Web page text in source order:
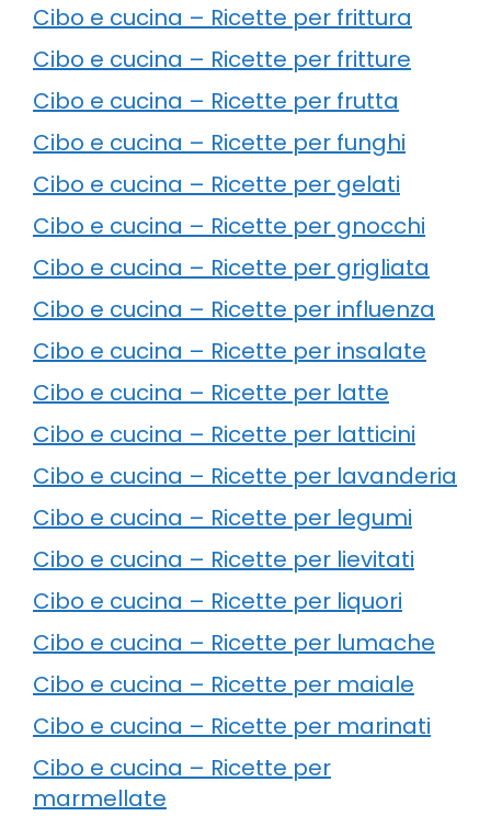
Cibo e cucina – Ricette per frittura
Cibo e cucina – Ricette per fritture
Cibo e cucina – Ricette per frutta
Cibo e cucina – Ricette per funghi
Cibo e cucina – Ricette per gelati
Cibo e cucina – Ricette per gnocchi
Cibo e cucina – Ricette per grigliata
Cibo e cucina – Ricette per influenza
Cibo e cucina – Ricette per insalate
Cibo e cucina – Ricette per latte
Cibo e cucina – Ricette per latticini
Cibo e cucina – Ricette per lavanderia
Cibo e cucina – Ricette per legumi
Cibo e cucina – Ricette per lievitati
Cibo e cucina – Ricette per liquori
Cibo e cucina – Ricette per lumache
Cibo e cucina – Ricette per maiale
Cibo e cucina – Ricette per marinati
Cibo e cucina – Ricette per
marmellate